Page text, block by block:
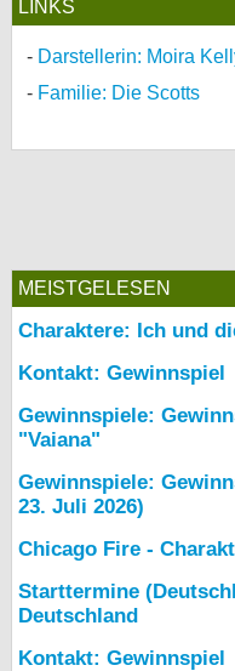
LINKS
Darstellerin: Moira
Familie: Die Scotts
MEISTGELESEN
Charaktere: Ich und
Kontakt: Gewinnspiel
Gewinnspiele:
"Vaiana"
Gewinnspiele:
23. Juli 2026)
Chicago Fire -
Starttermine
Deutschland
Kontakt: Gewinnspiel